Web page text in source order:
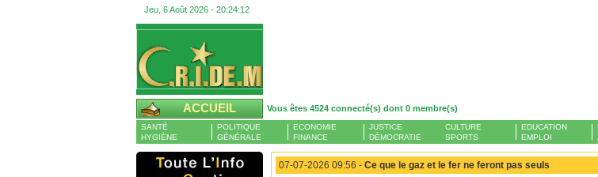
Jeu, 6 Août 2026 - 20:24:13
ACCUEIL Vous êtes 4524 connecté(s) dont 0 membre(s)
SANTÉ
HYGIÈNE
POLITIQUE
GÉNÉRALE
ECONOMIE
FINANCE
JUSTICE
DÉMOCRATIE
CULTURE
SPORTS
EDUCATION
EMPLOI
07-07-2026 09:56 - Ce que le gaz et le fer ne feront pas seuls